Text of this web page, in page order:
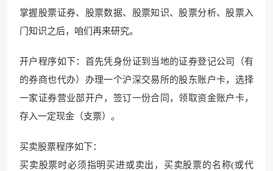
掌握股票证券、股票数据、股票知识、股票分析、股票入
门知识之后，咱们再来研究。
开户程序如下：首先凭身份证到当地的证券登记公司（有
的券商也代办）办理一个沪深交易所的股东账户卡，选择
一家证券营业部开户，签订一份合同，领取资金账户卡，
存入一定现金（支票）。
买卖股票程序如下：
买卖股票时必须指明买进或卖出，买卖股票的名称(或代